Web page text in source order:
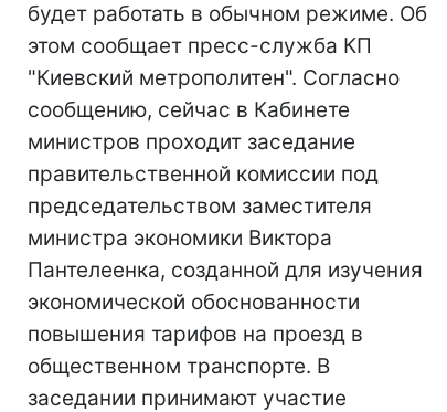
будет работать в обычном режиме. Об
этом сообщает пресс-служба КП
"Киевский метрополитен". Согласно
сообщению, сейчас в Кабинете
министров проходит заседание
правительственной комиссии под
председательством заместителя
министра экономики Виктора
Пантелеенка, созданной для изучения
экономической обоснованности
повышения тарифов на проезд в
общественном транспорте. В
заседании принимают участие